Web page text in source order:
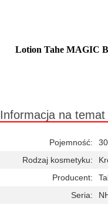
Lotion Tahe MAGIC
Informacja na
Pojemność:
Rodzaj kosmetyku:
Producent:
Seria: